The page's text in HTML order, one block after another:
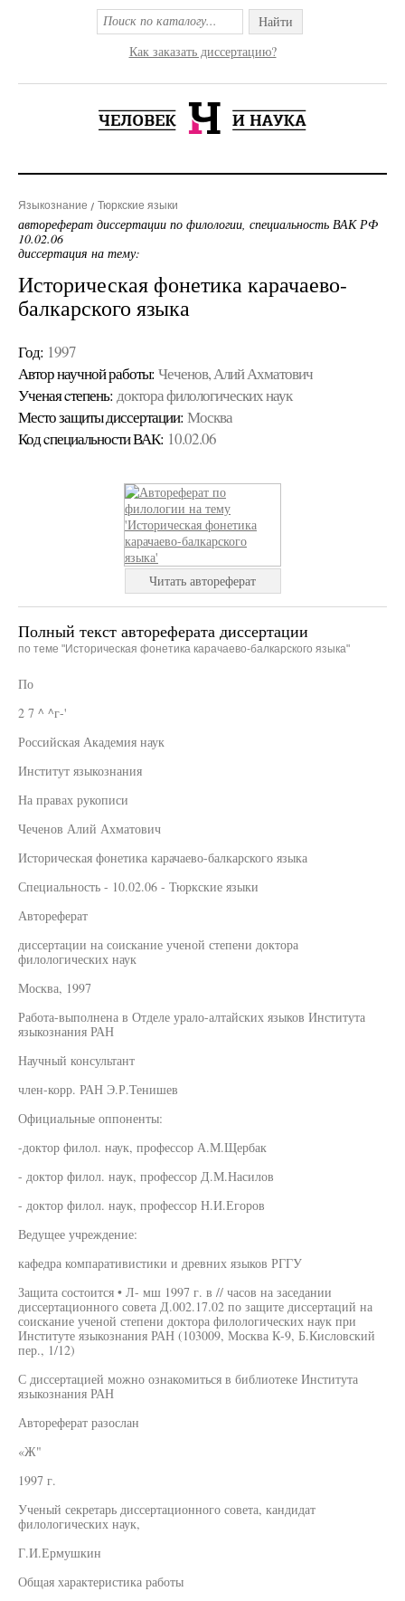
Найти
Как заказать диссертацию?
Языкознание Тюркские языки
автореферат диссертации по филологии, специальность ВАК РФ
10.02.06
диссертация на тему:
Историческая фонетика карачаево-
балкарского языка
Год: 1997
Автор научной работы: Чеченов, Алий Ахматович
Ученая cтепень: доктора филологических наук
Место защиты диссертации: Москва
Код cпециальности ВАК: 10.02.06
Читать автореферат
Полный текст автореферата диссертации
по теме "Историческая фонетика карачаево-балкарского языка"
По
2 7 ^ ^г-'
Российская Академия наук
Институт языкознания
На правах рукописи
Чеченов Алий Ахматович
Историческая фонетика карачаево-балкарского языка
Специальность - 10.02.06 - Тюркские языки
Автореферат
диссертации на соискание ученой степени доктора
филологических наук
Москва, 1997
Работа-выполнена в Отделе урало-алтайских языков Института
языкознания РАН
Научный консультант
член-корр. РАН Э.Р.Тенишев
Официальные оппоненты:
-доктор филол. наук, профессор А.М.Щербак
- доктор филол. наук, профессор Д.М.Насилов
- доктор филол. наук, профессор Н.И.Егоров
Ведущее учреждение:
кафедра компаративистики и древних языков РГГУ
Защита состоится • Л- мш 1997 г. в // часов на заседании
диссертационного совета Д.002.17.02 по защите диссертаций на
соискание ученой степени доктора филологических наук при
Институте языкознания РАН (103009, Москва К-9, Б.Кисловский
пер., 1/12)
С диссертацией можно ознакомиться в библиотеке Института
языкознания РАН
Автореферат разослан
«Ж"
1997 г.
Ученый секретарь диссертационного совета, кандидат
филологических наук,
Г.И.Ермушкин
Общая характеристика работы